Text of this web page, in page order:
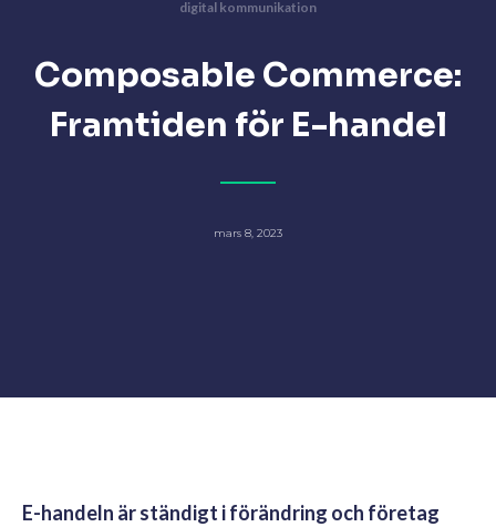
digital kommunikation
Composable Commerce:
Framtiden för E-handel
mars 8, 2023
E-handeln är ständigt i förändring och företag